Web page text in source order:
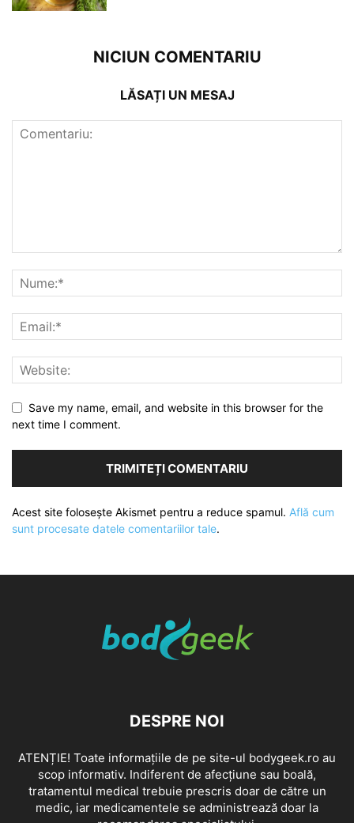
NICIUN COMENTARIU
LĂSAȚI UN MESAJ
Save my name, email, and website in this browser for the
next time I comment.
Acest site folosește Akismet pentru a reduce spamul. Află cum
sunt procesate datele comentariilor tale.
DESPRE NOI
ATENȚIE! Toate informațiile de pe site-ul bodygeek.ro au
scop informativ. Indiferent de afecțiune sau boală,
tratamentul medical trebuie prescris doar de către un
medic, iar medicamentele se administrează doar la